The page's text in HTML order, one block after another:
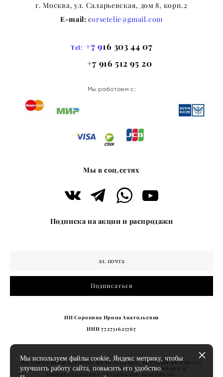
г. Москва, ул. Саларьевская, дом 8, корп.2
E-mail: corsetelie@gmail.com
Tel: +7 916 303 44 07
+7 916 512 95 20
Мы работаем с:
Мы в соц.сетях
Подписка на акции и распродажи
Подписаться
ИП Сорокина Ирина Анатольевна
ИНН 772731625767
На сайте представлены фото и видео, которые являются
собственностью его владельца. Копирование и
распространение материалов запрещено.
Мы используем файлы cookie, Яндекс метрику, чтобы
улучшить работу сайта, повысить его удобство.